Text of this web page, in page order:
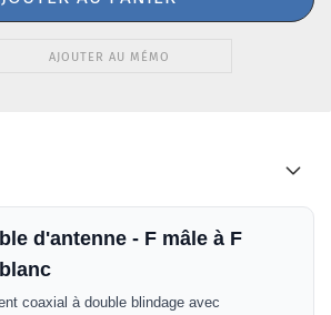
AJOUTER AU MÉMO
d'antenne - F mâle à F
coaxial à double blindage avec